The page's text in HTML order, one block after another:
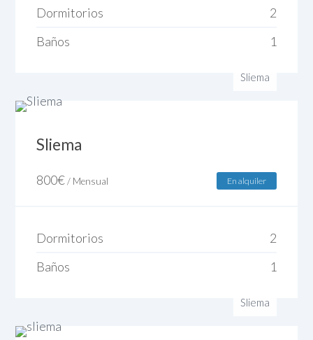
Dormitorios
2
Baños
1
Sliema
Sliema
800€ / Mensual En alquiler
Dormitorios
2
Baños
1
Sliema